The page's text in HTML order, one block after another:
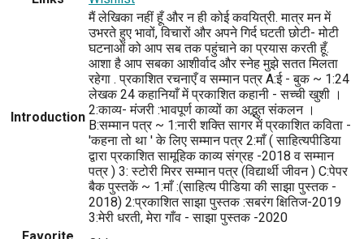
Introduction
मैं लेखिका नहीं हूँ और न ही कोई कवयित्री. मात्र मन में
उभरते हुए भावों, विचारों और अपने गिर्द घटती छोटी- मोटी
घटनाओं को आप सब तक पहुंचाने का प्रयास करती हूँ.
आशा है आप सबका आशीर्वाद और स्नेह मुझे सतत मिलता
रहेगा . प्रकाशित रचनाएँ व सम्मान पत्र A:ई - बुक ~ 1:24
लेखक 24 कहानियाँ में प्रकाशित कहानी - सच्ची खुशी ।
2:काव्य- मंजरी :भावपूर्ण काव्यों का अद्भुत संकलन ।
B:सम्मान पत्र ~ 1:नारी शक्ति सागर में प्रकाशित कविता -
'कहना तो था ' के लिए सम्मान पत्र 2:माँ ( साहित्यपीडिया
द्वारा प्रकाशित सामूहिक काव्य संग्रह -2018 व सम्मान
पत्र ) 3: स्टोरी मिरर सम्मान पत्र (विद्यार्थी जीवन ) C:पेपर
बैक पुस्तकें ~ 1:माँ :(साहित्य पीडिया की साझा पुस्तक -
2018) 2:प्रकाशित साझा पुस्तक :सबरंग क्षितिज-2019
3:मेरी धरती, मेरा गाँव - साझा पुस्तक -2020